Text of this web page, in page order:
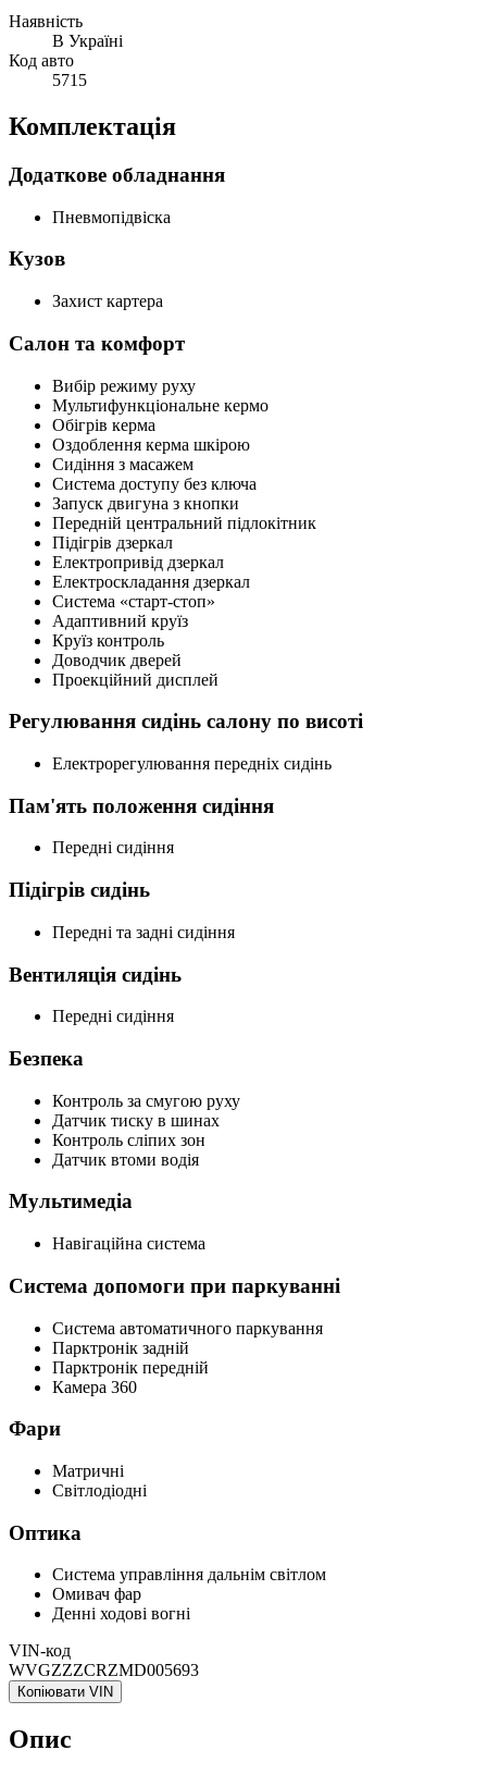
Наявність
В Україні
Код авто
5715
Комплектація
Додаткове обладнання
Пневмопідвіска
Кузов
Захист картера
Салон та комфорт
Вибір режиму руху
Мультифункціональне кермо
Обігрів керма
Оздоблення керма шкірою
Сидіння з масажем
Система доступу без ключа
Запуск двигуна з кнопки
Передній центральний підлокітник
Підігрів дзеркал
Електропривід дзеркал
Електроскладання дзеркал
Система «старт-стоп»
Адаптивний круїз
Круїз контроль
Доводчик дверей
Проекційний дисплей
Регулювання сидінь салону по висоті
Електрорегулювання передніх сидінь
Пам'ять положення сидіння
Передні сидіння
Підігрів сидінь
Передні та задні сидіння
Вентиляція сидінь
Передні сидіння
Безпека
Контроль за смугою руху
Датчик тиску в шинах
Контроль сліпих зон
Датчик втоми водія
Мультимедіа
Навігаційна система
Система допомоги при паркуванні
Система автоматичного паркування
Парктронік задній
Парктронік передній
Камера 360
Фари
Матричні
Світлодіодні
Оптика
Система управління дальнім світлом
Омивач фар
Денні ходові вогні
VIN-код
WVGZZZCRZMD005693
Копіювати VIN
Опис